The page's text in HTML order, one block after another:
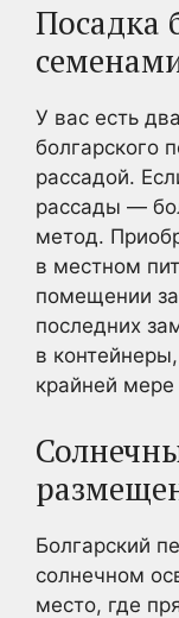
Посадка
У вас есть
болгарского
рассадой.
рассады —
метод.
в местном
помещении
последних
в
крайней
Болгарский
солнечном
место, где